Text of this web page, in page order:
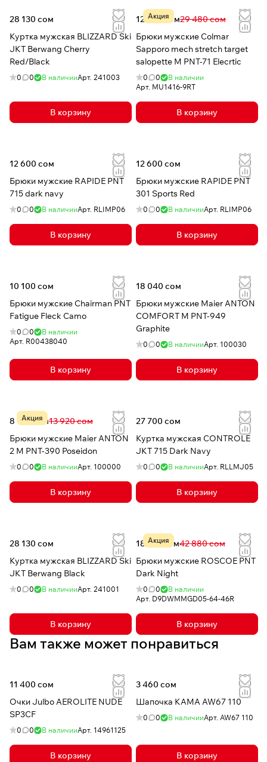
28 130 сом
Куртка мужская BLIZZARD Ski
JKT Berwang Cherry
Red/Black
0 0 В наличииАрт. 241003
В корзину
Акция
12 969 сом29 480 сом
Брюки мужские Colmar
Sapporo mech stretch target
salopette M PNT-71 Elecrtic
0 0
В наличии
Арт. MU1416-9RT
В корзину
12 600 сом
Брюки мужские RAPIDE PNT
715 dark navy
0 0 В наличииАрт. RLIMP06
В корзину
12 600 сом
Брюки мужские RAPIDE PNT
301 Sports Red
0 0 В наличииАрт. RLIMP06
В корзину
10 100 сом
Брюки мужские Chairman PNT
Fatigue Fleck Camo
0 0
В наличии
Арт. R00438040
В корзину
18 040 сом
Брюки мужские Maier ANTON
COMFORT M PNT-949
Graphite
0 0 В наличииАрт. 100030
В корзину
Акция
8 163 сом13 920 сом
Брюки мужские Maier ANTON
2 M PNT-390 Poseidon
0 0 В наличииАрт. 100000
В корзину
27 700 сом
Куртка мужская CONTROLE
JKT 715 Dark Navy
0 0 В наличииАрт. RLLMJ05
В корзину
28 130 сом
Куртка мужская BLIZZARD Ski
JKT Berwang Black
0 0 В наличииАрт. 241001
В корзину
Акция
18 519 сом42 880 сом
Брюки мужские ROSCOE PNT
Dark Night
0 0
В наличии
Арт. D9DWMMGD05-64-46R
В корзину
Вам также может понравиться
11 400 сом
Очки Julbo AEROLITE NUDE
SP3CF
0 0 В наличииАрт. 14961125
В корзину
3 460 сом
Шапочка КАМА AW67 110
0 0 В наличииАрт. AW67 110
В корзину